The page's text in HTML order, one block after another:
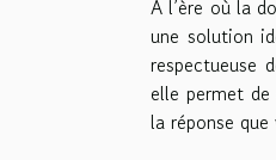
À l’ère où la
une solution
respectueuse
elle permet
la réponse